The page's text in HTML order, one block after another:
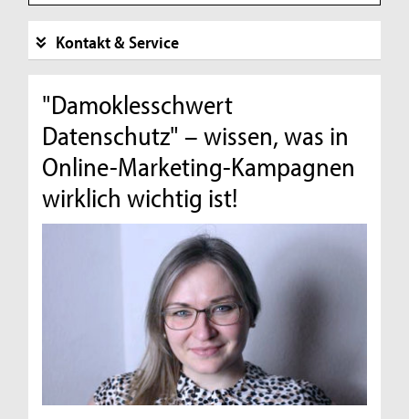
Kontakt & Service
"Damoklesschwert
Datenschutz" – wissen, was in
Online-Marketing-Kampagnen
wirklich wichtig ist!